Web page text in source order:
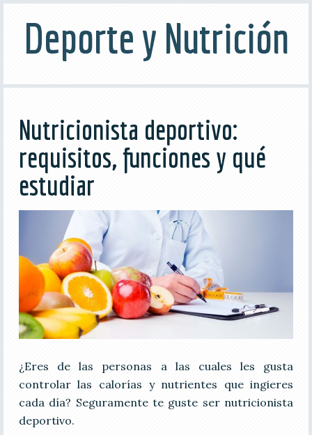
Deporte y Nutrición
Nutricionista deportivo:
requisitos, funciones y qué
estudiar
¿Eres de las personas a las cuales les gusta
controlar las calorías y nutrientes que ingieres
cada día? Seguramente te guste ser nutricionista
deportivo.